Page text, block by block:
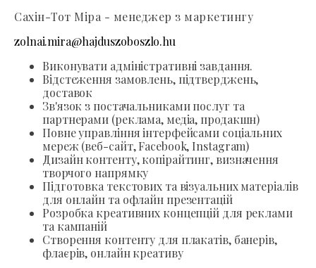
Сахін-Тот Міра - менеджер з маркетингу
zolnai.mira@hajduszoboszlo.hu
Виконувати адміністративні завдання.
Відстеження замовлень, підтверджень,
доставок
Зв'язок з постачальниками послуг та
партнерами (реклама, медіа, продакшн)
Повне управління інтерфейсами соціальних
мереж (веб-сайт, Facebook, Instagram)
Дизайн контенту, копірайтинг, визначення
творчого напрямку
Підготовка текстових та візуальних матеріалів
для онлайн та офлайн презентацій
Розробка креативних концепцій для реклами
та кампаній
Створення контенту для плакатів, банерів,
флаєрів, онлайн креативу